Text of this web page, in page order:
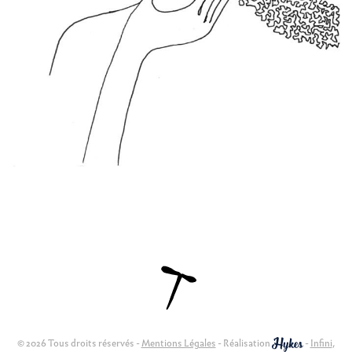
© 2026 Tous droits réservés -Mentions Légales - Réalisation - Infini,